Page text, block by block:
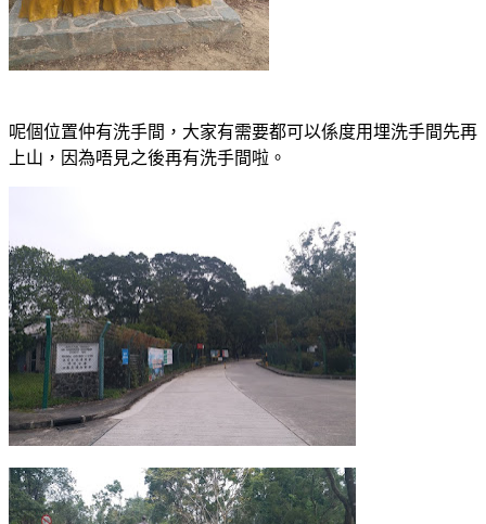
呢個位置仲有洗手間，大家有需要都可以係度用埋洗手間先再
上山，因為唔見之後再有洗手間啦。